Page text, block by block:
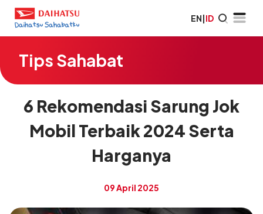
EN|ID
Tips Sahabat
6 Rekomendasi Sarung Jok
Mobil Terbaik 2024 Serta
Harganya
09 April 2025